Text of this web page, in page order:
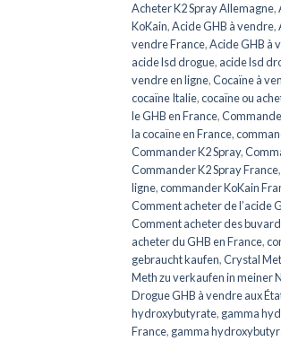
Acheter K2 Spray Allemagne,
KoKain,Acide GHB à vendre,
vendre France,Acide GHB à
acide lsd drogue, acide lsd
vendre en ligne,Cocaïne à
cocaïne Italie,cocaïne ou
le GHB en France,
la cocaïne en France,
Commander K2 Spray,
Commander K2 Spray France,
ligne,commander KoKain
Comment acheter de l’acide
Comment acheter des
acheter du GHB en France,
gebraucht kaufen,Crystal
Meth zu verkaufen in meiner
Drogue GHB à vendre aux
hydroxybutyrate, gamma
France, gamma